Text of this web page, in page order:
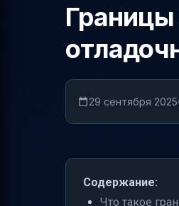
29 сентября 2025
Содержание:
Что такое